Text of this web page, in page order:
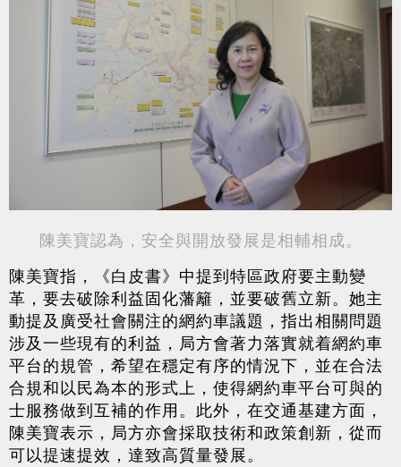
陳美寶認為，安全與開放發展是相輔相成。
陳美寶指，《白皮書》中提到特區政府要主動變
革，要去破除利益固化藩籬，並要破舊立新。她主
動提及廣受社會關注的網約車議題，指出相關問題
涉及一些現有的利益，局方會著力落實就着網約車
平台的規管，希望在穩定有序的情況下，並在合法
合規和以民為本的形式上，使得網約車平台可與的
士服務做到互補的作用。此外，在交通基建方面，
陳美寶表示，局方亦會採取技術和政策創新，從而
可以提速提效，達致高質量發展。